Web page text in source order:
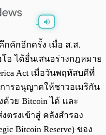
0:00
กคักอีกครั้ง เมื่อ ส.ส.
โอ ได้ยื่นเสนอร่างกฎหมาย
Act เมื่อวันพฤหัสบดีที่
ารอนุญาตให้ชาวอเมริกัน
วย Bitcoin ได้ และ
ตรงเข้าสู่ คลังสำรอง
Bitcoin Reserve) ของ